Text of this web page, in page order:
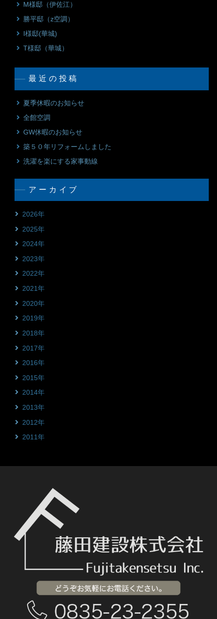
M様邸（伊佐江）
勝平邸（z空調）
I様邸(華城)
T様邸（華城）
最近の投稿
夏季休暇のお知らせ
全館空調
GW休暇のお知らせ
築５０年リフォームしました
洗濯を楽にする家事動線
アーカイブ
2026年
2025年
2024年
2023年
2022年
2021年
2020年
2019年
2018年
2017年
2016年
2015年
2014年
2013年
2012年
2011年